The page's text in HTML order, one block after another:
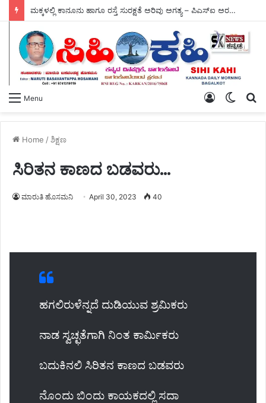
ಮಕ್ಕಳಲ್ಲಿ ಕಾನೂನು ಹಾಗೂ ರಸ್ತೆ ಸುರಕ್ಷತೆ ಅರಿವು ಅಗತ್ಯ – ಪಿಎಸ್‌ಐ ಅರವಿಂದ್ರ ಅಂಗಡಿ ಅವರು ಕರೆ ಕೊಟ್ಟರು.
Menu
Switch
Log
Home /ಶಿಕ್ಷಣ
ಸಿರಿತನ ಕಾಣದ ಬಡವರು…
ಮಾರುತಿ ಹೊಸಮನಿ April 30, 2023 40
ಹಗಲಿರುಳೆನ್ನದೆ ದುಡಿಯುವ ಶ್ರಮಿಕರು
ನಾಡ ಸ್ವಚ್ಛತೆಗಾಗಿ ನಿಂತ ಕಾರ್ಮಿಕರು
ಬದುಕಿನಲಿ ಸಿರಿತನ ಕಾಣದ ಬಡವರು
ನೊಂದು ಬಿಂದು ಕಾಯಕದಲ್ಲಿ ಸದಾ